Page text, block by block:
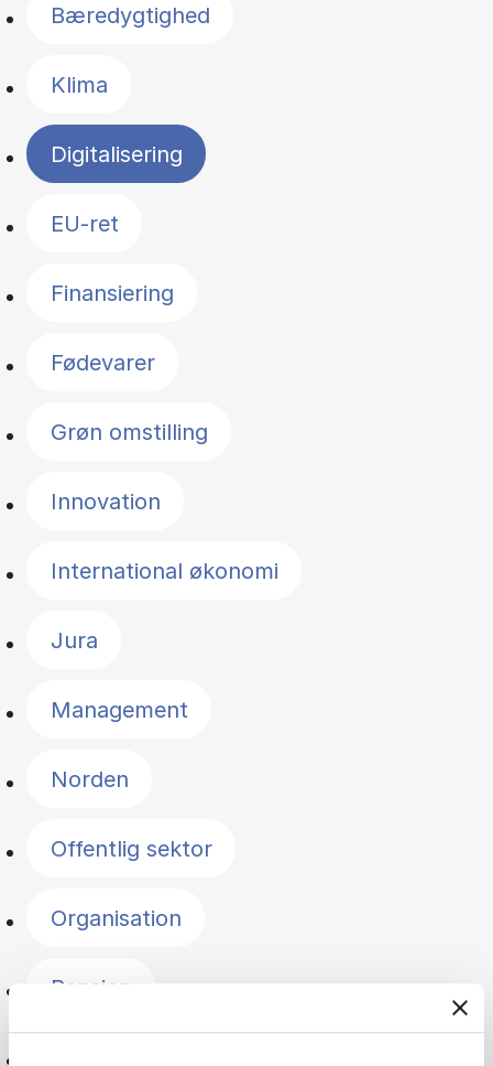
Bæredygtighed
Klima
Digitalisering
EU-ret
Finansiering
Fødevarer
Grøn omstilling
Innovation
International økonomi
Jura
Management
Norden
Offentlig sektor
Organisation
Pension